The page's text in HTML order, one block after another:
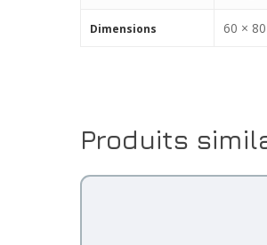
Dimensions 60 ×
Produits